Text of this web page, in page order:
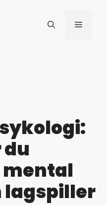
Meny
du
lagspiller